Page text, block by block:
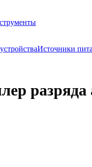
Источники
разряда